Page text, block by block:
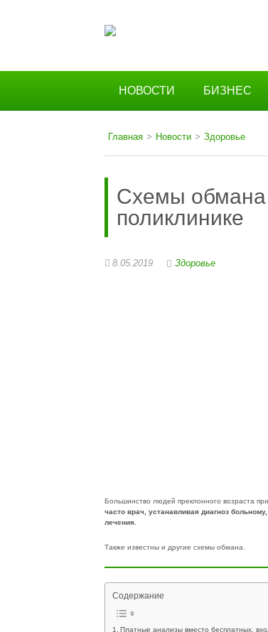
НОВОСТИ БИЗНЕС
Главная > Новости > Здоровье
Схемы обмана
поликлинике
8.05.2019 Здоровье
Большинство людей преклонного возраста
часто врач, устанавливая диагноз
лечения.
Также известны и другие схемы обмана.
Содержание
Платные анализы вместо бесплатных,